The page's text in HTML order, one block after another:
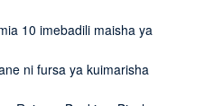
10 imebadili maisha ya
ni fursa ya kuimarisha